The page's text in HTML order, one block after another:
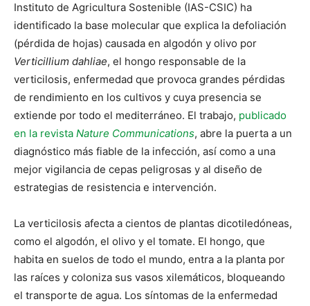
Instituto de Agricultura Sostenible (IAS-CSIC) ha
identificado la base molecular que explica la defoliación
(pérdida de hojas) causada en algodón y olivo por
Verticillium dahliae, el hongo responsable de la
verticilosis, enfermedad que provoca grandes pérdidas
de rendimiento en los cultivos y cuya presencia se
extiende por todo el mediterráneo. El trabajo, publicado
en la revista Nature Communications, abre la puerta a un
diagnóstico más fiable de la infección, así como a una
mejor vigilancia de cepas peligrosas y al diseño de
estrategias de resistencia e intervención.
La verticilosis afecta a cientos de plantas dicotiledóneas,
como el algodón, el olivo y el tomate. El hongo, que
habita en suelos de todo el mundo, entra a la planta por
las raíces y coloniza sus vasos xilemáticos, bloqueando
el transporte de agua. Los síntomas de la enfermedad